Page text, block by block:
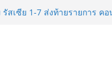
าวเท็จยันดำเนินงานตามธร